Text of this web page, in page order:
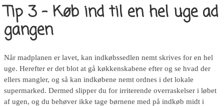
Tip 3 – Køb ind til en hel uge ad
gangen
Når madplanen er lavet, kan indkøbssedlen nemt skrives for en hel
uge. Herefter er det blot at gå køkkenskabene efter og se hvad der
ellers mangler, og så kan indkøbene nemt ordnes i det lokale
supermarked. Dermed slipper du for irriterende overraskelser i løbet
af ugen, og du behøver ikke tage børnene med på indkøb midt i